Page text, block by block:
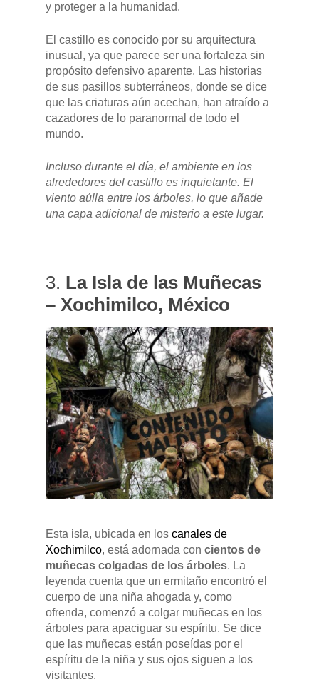
y proteger a la humanidad.
El castillo es conocido por su arquitectura
inusual, ya que parece ser una fortaleza sin
propósito defensivo aparente. Las historias
de sus pasillos subterráneos, donde se dice
que las criaturas aún acechan, han atraído a
cazadores de lo paranormal de todo el
mundo.
Incluso durante el día, el ambiente en los
alrededores del castillo es inquietante. El
viento aúlla entre los árboles, lo que añade
una capa adicional de misterio a este lugar.
3. La Isla de las Muñecas
– Xochimilco, México
Esta isla, ubicada en los canales de
Xochimilco, está adornada con cientos de
muñecas colgadas de los árboles. La
leyenda cuenta que un ermitaño encontró el
cuerpo de una niña ahogada y, como
ofrenda, comenzó a colgar muñecas en los
árboles para apaciguar su espíritu. Se dice
que las muñecas están poseídas por el
espíritu de la niña y sus ojos siguen a los
visitantes.
GAMA
DFSK 500
DFSK 600
SOBRE DFSK
RENTING
Mantenimiento
Manuales y catálogos
Accesorios
BLOG
CONTACTO